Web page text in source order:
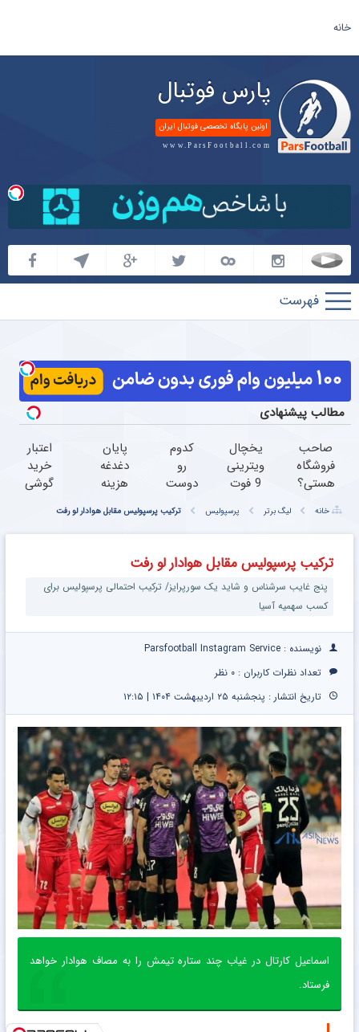
خانه
پارس فوتبال
اولین پایگاه تخصصی فوتبال ایران
www.ParsFootball.com
پارس
فوتبال
مطالب پیشنهادی
صاحب
فروشگاه
هستی؟
میلیارد
تومان
بگیر
یخچال
ویترینی
9 فوت
(جدید)
کدوم
رو
دوست
تا 100
میلیون
اعتبار
بگیر و
قسطی
پایان
دغدغه
هزینه
دندان
پزشکی
کننده
اعتبار
خرید
گوشی
حالا
خانه لیگ برتر پرسپولیس ترکیب پرسپولیس مقابل هوادار لو رفت
ترکیب پرسپولیس مقابل هوادار لو رفت
پنج غایب سرشناس و شاید یک سورپرایز/ ترکیب احتمالی پرسپولیس برای
کسب سهمیه آسیا
نویسنده : Parsfootball Instagram Service
تعداد نظرات کاربران : ۰ نظر
تاریخ انتشار : پنجشنبه ۲۵ اردیبهشت ۱۴۰۴ | ۱۲:۱۵
اسماعیل کارتال در غیاب چند ستاره تیمش را به مصاف هوادار خواهد
فرستاد.